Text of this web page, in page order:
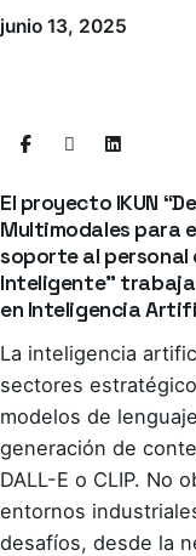
junio 13, 2025
El proyecto IKUN
Multimodales para
soporte al
Inteligente”
en Inteligencia
La inteligencia
sectores
modelos de
generación de
DALL-E o CLIP. No
entornos
desafíos, desde la